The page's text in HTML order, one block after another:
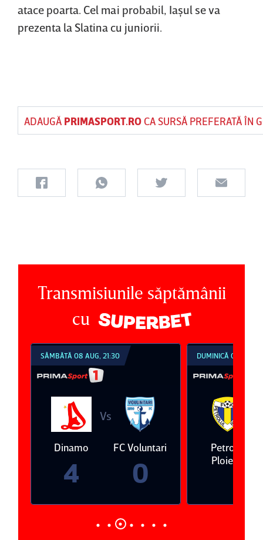
atace poarta. Cel mai probabil, Iaşul se va
prezenta la Slatina cu juniorii.
ADAUGĂ PRIMASPORT.ROCA SURSĂ PREFERATĂ ÎN
Transmisiunile săptămânii
cu
SÂMBĂTĂ 08 AUG, 21:30
Dinamo
4
Vs
FC Voluntari
0
DUMINICĂ 09 AUG,
Petrolul
Ploieşti